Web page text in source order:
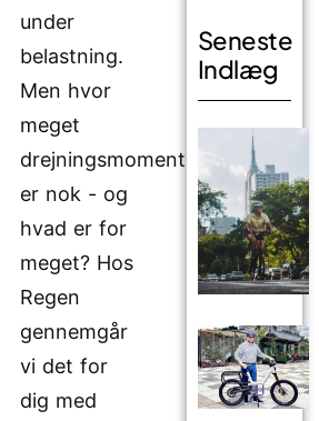
under
belastning.
Men hvor
meget
drejningsmoment
er nok - og
hvad er for
meget? Hos
Regen
gennemgår
vi det for
dig med
Seneste
Indlæg